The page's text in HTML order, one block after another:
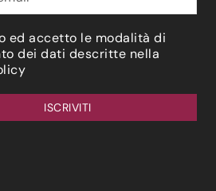
ed accetto le modalità di
dei dati descritte nella